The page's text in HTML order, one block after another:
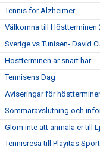
Tennis för Alzheimer
Välkomna till Höstterminen
Sverige vs Tunisen- David
Höstterminen är snart här
Tennisens Dag
Aviseringar för
Sommaravslutning och
Glöm inte att anmäla er till
Tennisresa till Playitas